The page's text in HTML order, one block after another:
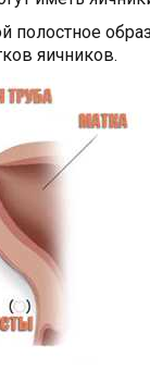
полостное
яичников.